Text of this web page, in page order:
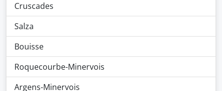
Cruscades
Salza
Bouisse
Roquecourbe-Minervois
Argens-Minervois